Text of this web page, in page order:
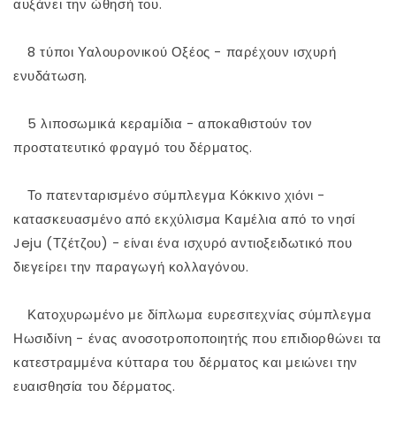
αυξάνει την ώθησή του.
⠀ 8 τύποι Υαλουρονικού Οξέος - παρέχουν ισχυρή
ενυδάτωση.
⠀ 5 λιποσωμικά κεραμίδια - αποκαθιστούν τον
προστατευτικό φραγμό του δέρματος.
⠀ Το πατενταρισμένο σύμπλεγμα Κόκκινο χιόνι -
κατασκευασμένο από εκχύλισμα Καμέλια από το νησί
Jeju (Τζέτζου) - είναι ένα ισχυρό αντιοξειδωτικό που
διεγείρει την παραγωγή κολλαγόνου.
⠀ Κατοχυρωμένο με δίπλωμα ευρεσιτεχνίας σύμπλεγμα
Ηωσιδίνη - ένας ανοσοτροποποιητής που επιδιορθώνει τα
κατεστραμμένα κύτταρα του δέρματος και μειώνει την
ευαισθησία του δέρματος.